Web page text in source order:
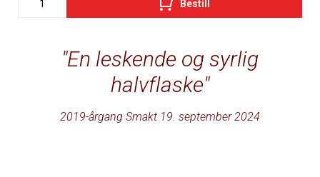
En leskende og syrlig
halvflaske
2019-årgang Smakt 19. september 2024
Bestill